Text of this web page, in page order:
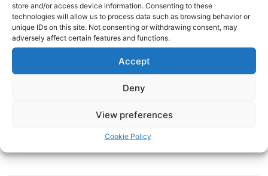
store and/or access device information. Consenting to these
technologies will allow us to process data such as browsing behavior or
unique IDs on this site. Not consenting or withdrawing consent, may
adversely affect certain features and functions.
Accept
Deny
View preferences
Cookie Policy
TAGS FOOTBALL ΠΑΟΚ ΠΟΔΟΣΦΑΙΡΟ
Σε ρυθμούς ντέρμπι – PAOK